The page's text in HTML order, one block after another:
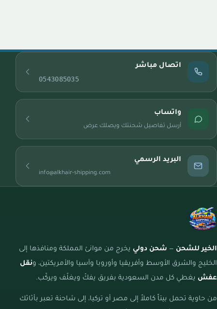
اتصال مباشر
0543085035
واتساب
أرسل تفاصيل شحنتك ويصلك عرض
البريد الرسمي
info@alkhair-shipping.com
الخير للشحن — شحن دولي يخرج من موانئ المملكة ومنافذها إلى
الخليج والشرق الأوسط وأفريقيا وأوروبا وآسيا والأمريكتين، ونقل
عفش يغطي كل مدن السعودية بفريق يفكّ ويغلّف ويركّب.
من حاوية تحمل بيتاً كاملاً إلى مصر أو تركيا، إلى شاحنة تعبر بأثاثك